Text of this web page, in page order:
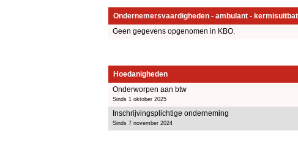
Ondernemersvaardigheden - ambulant -
Geen gegevens opgenomen in KBO.
Hoedanigheden
Onderworpen aan btw
Sinds 1 oktober 2025
Inschrijvingsplichtige onderneming
Sinds 7 november 2024